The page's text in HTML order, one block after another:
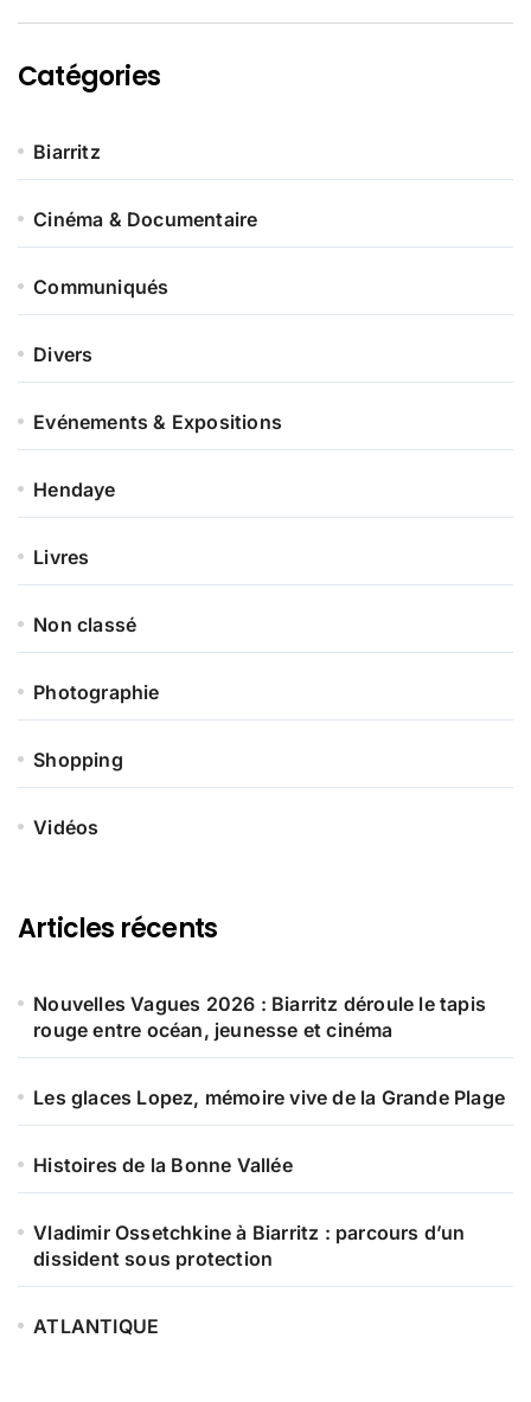
o
Catégories
Biarritz
Cinéma & Documentaire
Communiqués
Divers
Evénements & Expositions
Hendaye
Livres
Non classé
Photographie
Shopping
Vidéos
Articles récents
Nouvelles Vagues 2026 : Biarritz déroule le tapis
rouge entre océan, jeunesse et cinéma
Les glaces Lopez, mémoire vive de la Grande Plage
Histoires de la Bonne Vallée
Vladimir Ossetchkine à Biarritz : parcours d’un
dissident sous protection
ATLANTIQUE